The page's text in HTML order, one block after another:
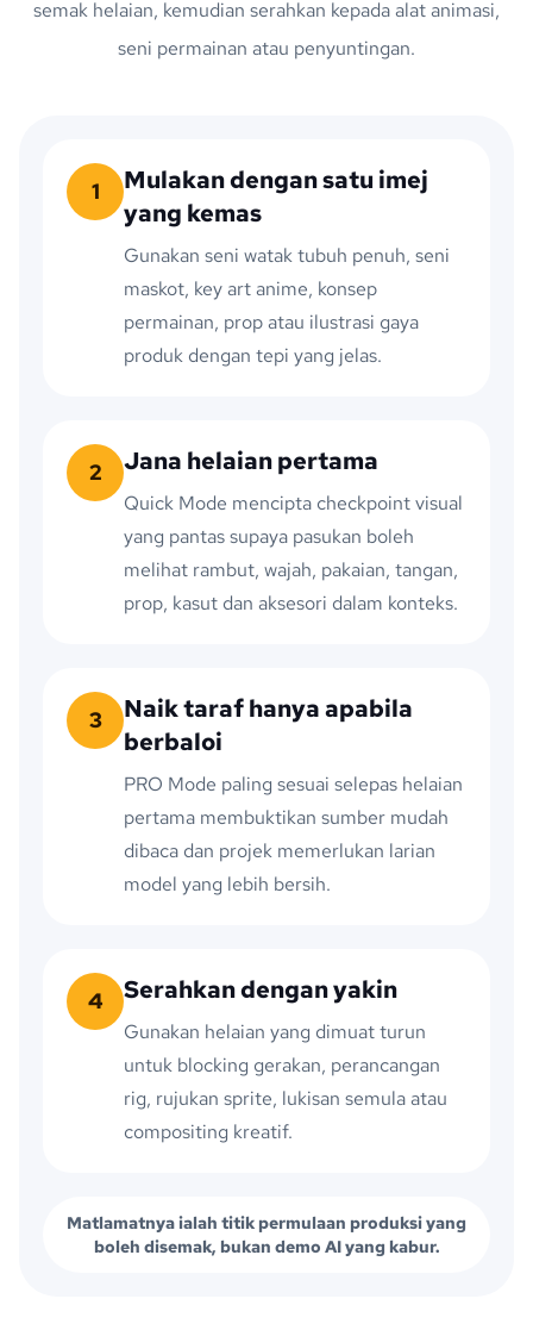
semak helaian, kemudian serahkan kepada alat animasi,
seni permainan atau penyuntingan.
1
Mulakan dengan satu imej
yang kemas
Gunakan seni watak tubuh penuh, seni
maskot, key art anime, konsep
permainan, prop atau ilustrasi gaya
produk dengan tepi yang jelas.
2 Jana helaian pertama
Quick Mode mencipta checkpoint visual
yang pantas supaya pasukan boleh
melihat rambut, wajah, pakaian, tangan,
prop, kasut dan aksesori dalam konteks.
3
Naik taraf hanya apabila
berbaloi
PRO Mode paling sesuai selepas helaian
pertama membuktikan sumber mudah
dibaca dan projek memerlukan larian
model yang lebih bersih.
4 Serahkan dengan yakin
Gunakan helaian yang dimuat turun
untuk blocking gerakan, perancangan
rig, rujukan sprite, lukisan semula atau
compositing kreatif.
Matlamatnya ialah titik permulaan produksi yang
boleh disemak, bukan demo AI yang kabur.